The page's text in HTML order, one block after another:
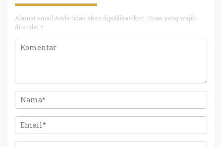
Alamat email Anda tidak akan dipublikasikan. Ruas yang wajib
ditandai *